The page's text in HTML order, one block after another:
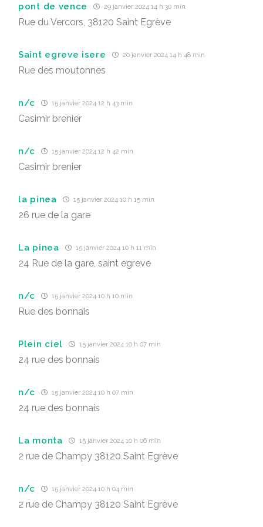
pont de vence 29 janvier 2024 14 h 30 min
Rue du Vercors, 38120 Saint Egrève
Saint egreve isere 20 janvier 2024 14 h 48 min
Rue des moutonnes
n/c 15 janvier 2024 12 h 43 min
Casimir brenier
n/c 15 janvier 2024 12 h 42 min
Casimir brenier
la pinea 15 janvier 2024 10 h 15 min
26 rue de la gare
La pinea 15 janvier 2024 10 h 11 min
24 Rue de la gare, saint egreve
n/c 15 janvier 2024 10 h 10 min
Rue des bonnais
Plein ciel 15 janvier 2024 10 h 07 min
24 rue des bonnais
n/c 15 janvier 2024 10 h 07 min
24 rue des bonnais
La monta 15 janvier 2024 10 h 06 min
2 rue de Champy 38120 Saint Egrève
n/c 15 janvier 2024 10 h 04 min
2 rue de Champy 38120 Saint Egrève